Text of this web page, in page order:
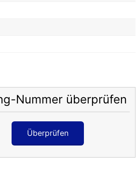
Nummer überprüfen
Überprüfen